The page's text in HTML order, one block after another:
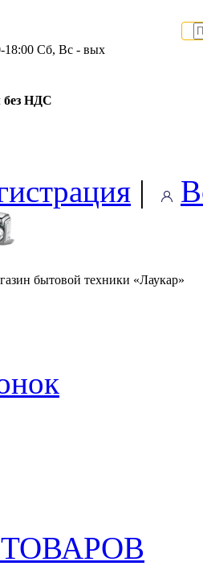
Сб, Вс - вых
без НДС
|
бытовой техники «Лаукар»